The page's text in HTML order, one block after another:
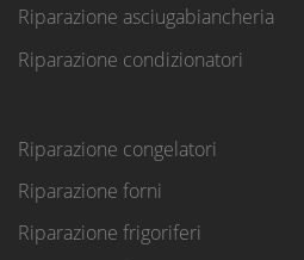
Riparazione asciugabiancheria
Riparazione condizionatori
Riparazione congelatori
Riparazione forni
Riparazione frigoriferi